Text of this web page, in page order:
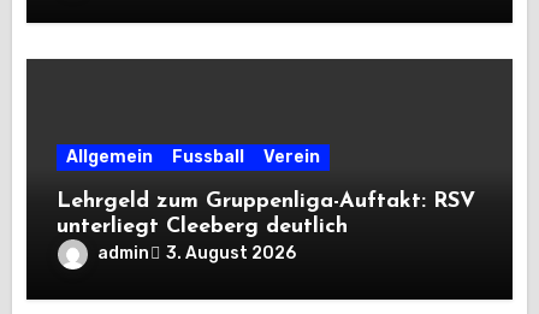
Allgemein Fussball Verein
Lehrgeld zum Gruppenliga-Auftakt: RSV
unterliegt Cleeberg deutlich
admin 3. August 2026